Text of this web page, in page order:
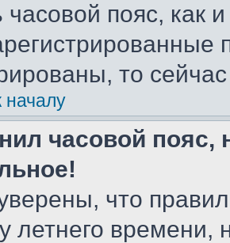
часовой пояс, как
то
началу
часовой пояс,
что
летнего